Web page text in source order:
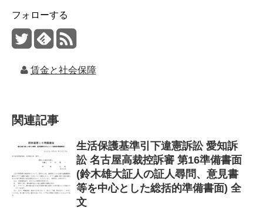
フォローする
賃金と社会保障
関連記事
生活保護基準引下違憲訴訟 愛知訴
訟 名古屋高裁控訴審 第16準備書面
(鈴木雄大証人の証人尋問、意見書
等を中心とした総括的準備書面) 全
文